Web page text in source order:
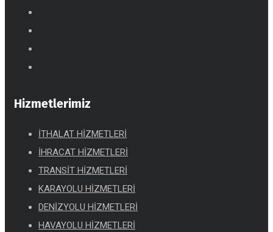
Hizmetlerimiz
İTHALAT HİZMETLERİ
İHRACAT HİZMETLERİ
TRANSİT HİZMETLERİ
KARAYOLU HİZMETLERİ
DENİZYOLU HİZMETLERİ
HAVAYOLU HİZMETLERİ